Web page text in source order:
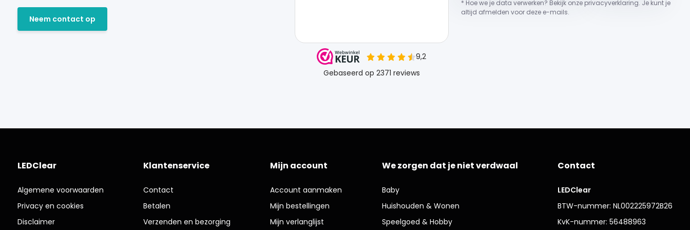
Neem contact op
* Hoe we je data verwerken? Bekijk onze privacyverklaring. Je kunt je
altijd afmelden voor deze e-mails.
LEDClear
Algemene voorwaarden
Privacy en cookies
Disclaimer
Klantenservice
Contact
Betalen
Verzenden en bezorging
Mijn account
Account aanmaken
Mijn bestellingen
Mijn verlanglijst
We zorgen dat je niet verdwaal
Baby
Huishouden & Wonen
Speelgoed & Hobby
Contact
LEDClear
BTW-nummer: NL002225972B26
KvK-nummer: 56488963